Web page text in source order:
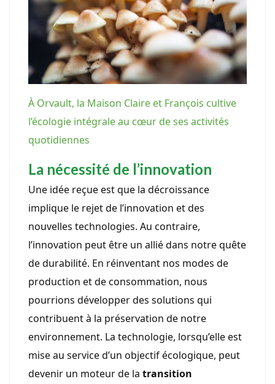
À Orvault, la Maison Claire et François cultive
l’écologie intégrale au cœur de ses activités
quotidiennes
La nécessité de l’innovation
Une idée reçue est que la décroissance
implique le rejet de l’innovation et des
nouvelles technologies. Au contraire,
l’innovation peut être un allié dans notre quête
de durabilité. En réinventant nos modes de
production et de consommation, nous
pourrions développer des solutions qui
contribuent à la préservation de notre
environnement. La technologie, lorsqu’elle est
mise au service d’un objectif écologique, peut
devenir un moteur de la transition